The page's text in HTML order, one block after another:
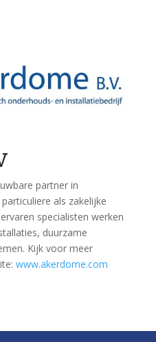
partner in
als zakelijke
specialisten werken
duurzame
Kijk voor meer
www.akerdome.com